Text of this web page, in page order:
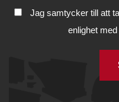
Jag samtycker till att
enlighet med